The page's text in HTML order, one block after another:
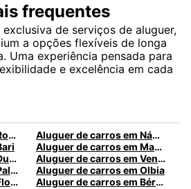
frequentes
de serviços de aluguer,
a opções flexíveis de longa
Uma experiência pensada para
e excelência em cada
Aluguer de carros em Roma
Aluguer de carros em Nápoles
Aluguer de carros em Madrid
Aluguer de carros em Dublin
Aluguer de carros em Veneza
Aluguer de carros em Palermo
Aluguer de carros em Olbia
Aluguer de carros em Florença
Aluguer de carros em Bérgamo